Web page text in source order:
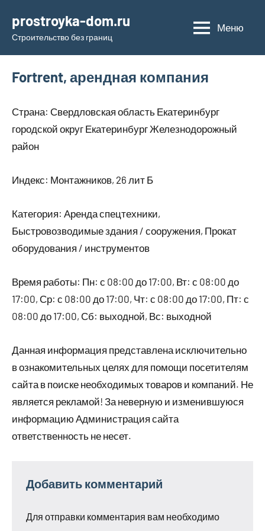
содержимому
prostroyka-dom.ru
Строительство без границ
Меню
Fortrent, арендная компания
Страна: Свердловская область Екатеринбург
городской округ Екатеринбург Железнодорожный
район
Индекс: Монтажников, 26 лит Б
Категория: Аренда спецтехники,
Быстровозводимые здания / сооружения, Прокат
оборудования / инструментов
Время работы: Пн: с 08:00 до 17:00, Вт: с 08:00 до
17:00, Ср: с 08:00 до 17:00, Чт: с 08:00 до 17:00, Пт: с
08:00 до 17:00, Сб: выходной, Вс: выходной
Данная информация представлена исключительно
в ознакомительных целях для помощи посетителям
сайта в поиске необходимых товаров и компаний. Не
является рекламой! За неверную и изменившуюся
информацию Администрация сайта
ответственность не несет.
Добавить комментарий
Для отправки комментария вам необходимо